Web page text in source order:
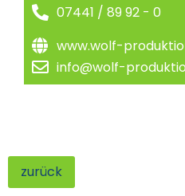
07441 / 89 92 - 0
www.wolf-
info@wolf-
zurück